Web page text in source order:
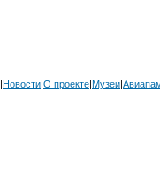
|Новости|О проекте|Музеи|